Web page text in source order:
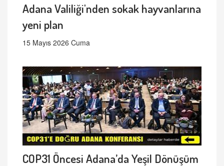
Adana Valiliği'nden sokak hayvanlarına
yeni plan
15 Mayıs 2026 Cuma
COP31 Öncesi Adana’da Yeşil Dönüşüm